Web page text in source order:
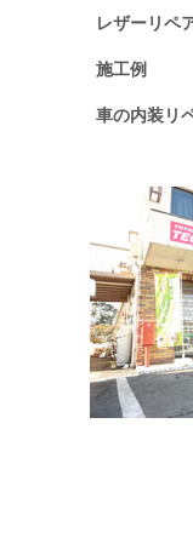
レザーリペ
施工例
車の内装リ